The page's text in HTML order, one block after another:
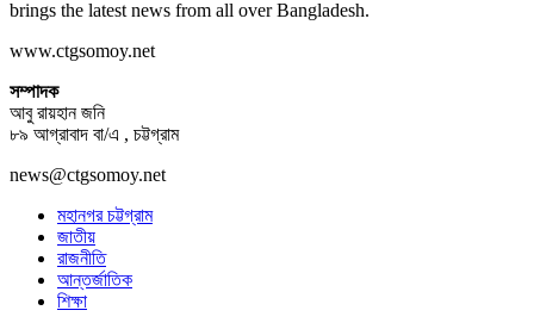
brings the latest news from all over Bangladesh.
www.ctgsomoy.net
সম্পাদক
আবু রায়হান জনি
৮৯ আগ্রাবাদ বা/এ , চট্টগ্রাম
news@ctgsomoy.net
মহানগর চট্টগ্রাম
জাতীয়
রাজনীতি
আন্তর্জাতিক
শিক্ষা